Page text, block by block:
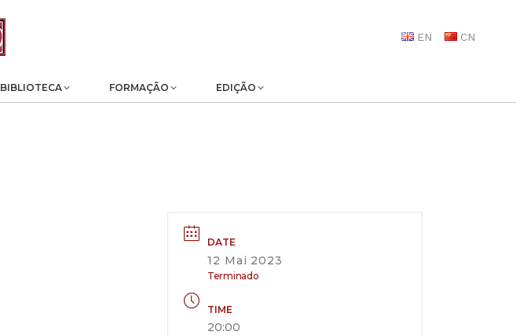
EN CN
BIBLIOTECA FORMAÇÃO EDIÇÃO
DATE
12 Mai 2023
Terminado
TIME
20:00